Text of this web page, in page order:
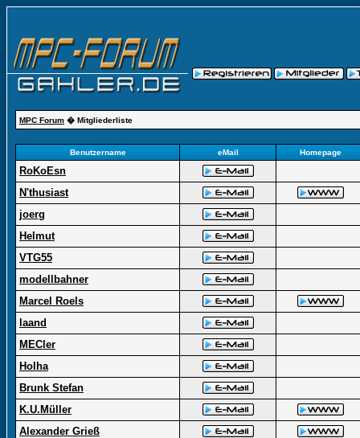
MPC Forum � Mitgliederliste
Benutzername eMail Homepage
RoKoEsn
N'thusiast
joerg
Helmut
VTG55
modellbahner
Marcel Roels
laand
MECler
Holha
Brunk Stefan
K.U.Müller
Alexander Grieß